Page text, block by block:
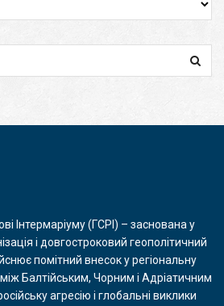
Інтермаріуму (ГСРІ) – заснована у
і довгостроковий геополітичний
помітний внесок у регіональну
між Балтійським, Чорним і Адріатичним
агресію і глобальні виклики